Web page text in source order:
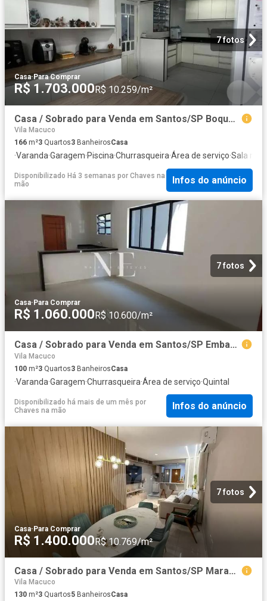
7 fotos
Casa·Para Comprar
R$ 1.703.000R$ 10.259/m²
Casa / Sobrado para Venda em Santos/SP Boqueirão 3 Quartos
Vila Macuco
166 m²3 Quartos3 BanheirosCasa
·Varanda·Garagem·Piscina·Churrasqueira·Área de serviço·Sala
Disponibilizado Há 3 semanas por Chaves na
mão
Infos do anúncio
7 fotos
Casa· Para Comprar
R$ 1.060.000R$ 10.600/m²
Casa / Sobrado para Venda em Santos/SP Embaré 3 Quartos
Vila Macuco
100 m²3 Quartos3 BanheirosCasa
·Varanda·Garagem·Churrasqueira·Área de serviço·Quintal
Disponibilizado há mais de um mês por
Chaves na mão
Infos do anúncio
7 fotos
Casa·Para Comprar
R$ 1.400.000R$ 10.769/m²
Casa / Sobrado para Venda em Santos/SP Marapé 3 Quartos
Vila Macuco
130 m²3 Quartos5 BanheirosCasa